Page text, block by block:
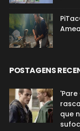
POSTAGENS
que